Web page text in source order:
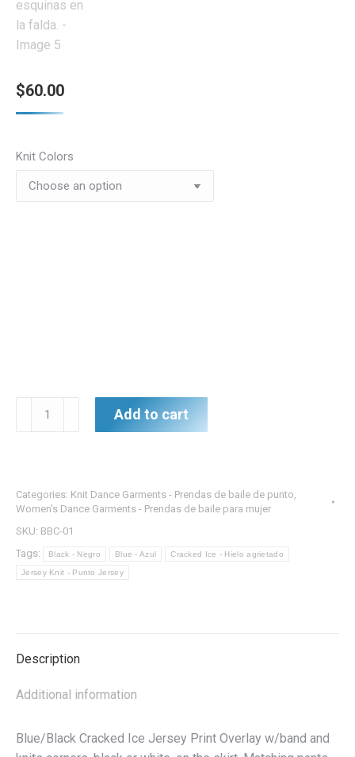
$60.00
Knit Colors
Blue/Black
Overlay
w/band
con
de
de
Add to cart
Categories: Knit Dance Garments - Prendas de baile de punto,
Women's Dance Garments - Prendas de baile para mujer
SKU: BBC-01
Tags:
Black - Negro Blue - Azul Cracked Ice - Hielo agrietado
Jersey Knit - Punto Jersey
Description
Additional information
Blue/Black Cracked Ice Jersey Print Overlay w/band and